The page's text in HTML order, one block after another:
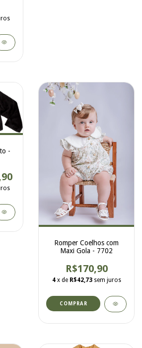
-
Romper Coelhos com
Maxi Gola - 7702
R$170,90
4 x de R$42,73 sem juros
COMPRAR